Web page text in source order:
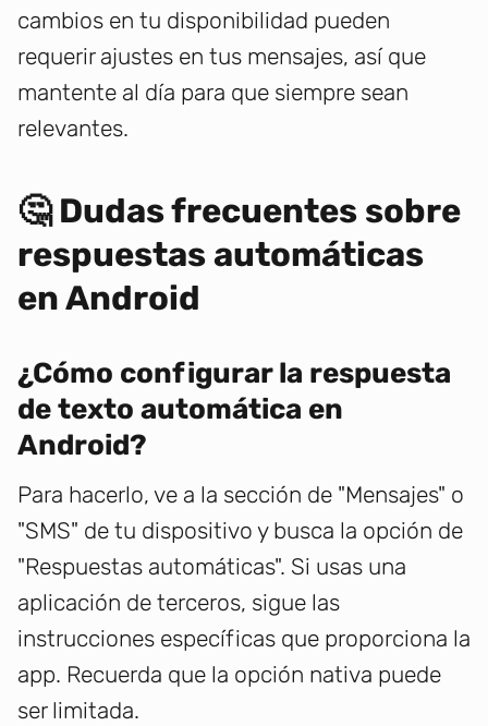
cambios en tu disponibilidad pueden
requerir ajustes en tus mensajes, así que
mantente al día para que siempre sean
relevantes.
🤔 Dudas frecuentes sobre
respuestas automáticas
en Android
¿Cómo configurar la respuesta
de texto automática en
Android?
Para hacerlo, ve a la sección de "Mensajes" o
"SMS" de tu dispositivo y busca la opción de
"Respuestas automáticas". Si usas una
aplicación de terceros, sigue las
instrucciones específicas que proporciona la
app. Recuerda que la opción nativa puede
ser limitada.